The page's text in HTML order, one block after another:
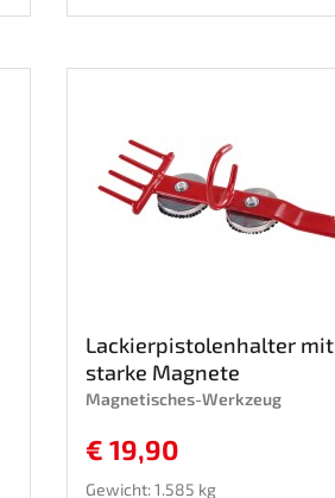
Lackierpistolenhalter mit
starke Magnete
Magnetisches-Werkzeug
€ 19,90
Gewicht: 1.585 kg